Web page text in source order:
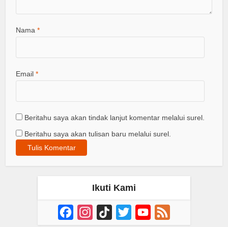
Nama*
Email*
Beritahu saya akan tindak lanjut komentar melalui surel.
Beritahu saya akan tulisan baru melalui surel.
Ikuti Kami
FacebookInstagram
TikTok Twitter YouTube